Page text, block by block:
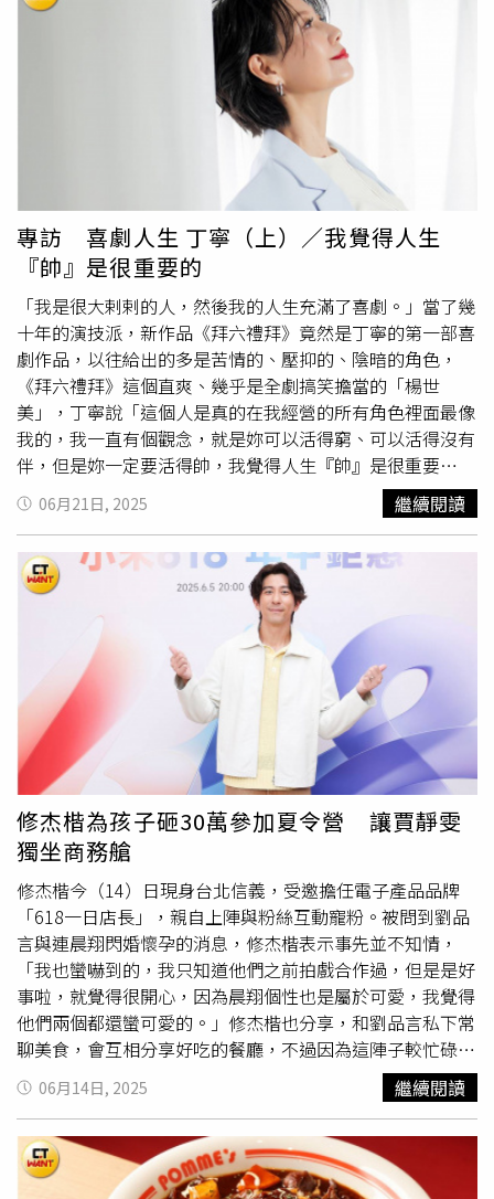
事情好像要來打壓妳，沒有跟著妳一起長大，例如為什麼不
講我拿到了金馬獎、拍過這麼多的好戲，只說我拍過寫真
集。我會去反省自己有沒有對這事情在意，如果我有在意，
表示我自己還沒有把這標籤撕掉，如果我不在意，只覺得你
只會看到人家以前發生的事情，你只停留在那裏，那是你的
人生跟我沒關係，我已經往前走很遠了，所以我開始會分辨
說，有些聲音是我不需要聽到的，可是有些聲音我是真的可
攝）「我發現其實當妳只要是熱愛
這件事情，總有一天妳會把它做好的。」36歲的丁寧不但找
到了自信，也找到了認同自己是個「演員」的價值，因為真
心的愛演戲，所以有了認同，丁寧可以為了一場戲在現場等
8個小時，也可以因為覺得自己演不好，開車回家的路上就
跟神對話，把剛剛的台詞重新再來一次找到問題點，因為有
熱情，所以願意花時間學習跟等待，那個機會跟那個時間點
總有一天會來，然後慢慢走到了現在，找到實實在在的滿足
跟樂趣。「我對自己的作品都必須要看兩次，第一次我會用
丁寧演員這個角度，來看我自己在裡面有沒有出錯、有沒有
哪一場戲沒演好，然後我看第二次的時候，才能夠跟觀眾在
一起，用觀眾的角度來看，其實說實在，我現在對自己沒有
什麼太多標準，因為我覺得每個角色都有他當下的命運，就
算別人的標準覺得我演不好，但是這就是這個角色的命運，
我很相信每一件事情都有他的命運，以前當然我們會用一些
獎項來界定自己，但是我覺得越來越長大，突然發現其實我
那麼需要獎項，只是因為我需要得到別人的認同，所以當我
不需要得到別人的認同的時候，我當然對獎項的看法就會不
一樣，我覺得我現在看我自己，好像沒有什麼特別的標準，
然後因為這樣子，我好像就是更能夠享受我這個工作。」
（圖／
林士傑
攝）「在這幾年對我自己最舒服的感覺是，我
好像又回到以前剛開始拍戲的時候那種興奮。」把一切交給
當下、把角色交給命運，丁寧找到了以前拍戲時的感覺，進
入劇組時開開心心的、期待跟對手有什麼新的火花、有沒有
學到新的東西，還有一點是可以暫時脫離現實。「我有三個
小孩，只要有能夠離開他們我都很開心，我就跟導演講隨便
角色都來找我來演，我只要有一個藉口離開家，我都很開
心，我覺得離他們越遠，我會越愛他們。我真的覺得當媽媽
是史上全世界最困難的工作，太困難了，所以我非常佩服全
職母親怎麼撐下來的，我覺得太困難。」（圖／ 林士傑攝）
人生以帥氣為目標的丁寧，在新作品《拜六禮拜》扮演的就
是個帥氣的角色，專訪中除了分享身為演員、一路走過來的
心路歷程，剖析自己對於身為演員的認真與自信，也透露許
多《拜六禮拜》的有趣回憶，以及與另外兩位女主角鍾欣
凌、孫淑媚火花四濺的演技派高手過招，請打開時周大紅人
YouTube頻道(https://reurl.cc/4QmVGX)以及PODCAST頻
道(https://reurl.cc/RjM7An) ，一起來聽聽丁寧的喜劇人
生。
專訪 喜劇人生 丁寧（上）／我覺得人生
『帥』是很重要的
「我是很大剌剌的人，然後我的人生充滿了喜劇。」當了幾
十年的演技派，新作品《拜六禮拜》竟然是丁寧的第一部喜
劇作品，以往給出的多是苦情的、壓抑的、陰暗的角色，
《拜六禮拜》這個直爽、幾乎是全劇搞笑擔當的「楊世
美」，丁寧說「這個人是真的在我經營的所有角色裡面最像
我的，我一直有個觀念，就是妳可以活得窮、可以活得沒有
伴，但是妳一定要活得帥，我覺得人生『帥』是很重要
的。」，原本導演杜政哲還為找不到這個角色的演員所苦，
丁寧經紀人沒多說什麼，只對導演講：「你就跟丁寧見個面
適合的演員出現了。「我真心覺得，這個角色這是跟宇宙許
願來的，我在拍《拜六禮拜》的前一年，因為經手太多太沉
重的角色了，但是我的人生是充滿了喜劇，例如說我懷孕的
時候，我不知道我自己懷孕……前年我跟宇宙許願，我說我
希望我能夠演喜劇，我真的覺得我太適合演喜劇了，然後我
要跟鍾欣凌合作，所以當這個劇本找上我，我就先問『你們
確定的演員是誰？』然後聽到是鍾欣凌，我就覺得太瘋狂
了，我真的要跟大家講，就是妳要非常認真的跟妳的內在、
或是跟宇宙許願『我希望過什麼樣子的日子』，真的不要客
氣，就好好許願。」（圖／ 林士傑攝）「我現在站在這個位
置是很重要的位置，我必須要決定我的人生該怎麼過。」丁
寧套一句杜政哲導演的話，「台灣對女明星的概念都太扁平
了」，演紅了一個角色，彷彿就只能活在那個角色裡，不太
會去看還能有什麼可能性，加上劇本的重點多是放在40歲以
前的年紀，彷彿那個年齡層的人才在談戀愛，《拜六禮拜》
放入了更多女性的可能性，或是很多女性都有可能遇到的困
境，不是上了年紀就可以每天光鮮亮麗喝下午茶，還是有人
受困於柴米油鹽醬醋茶。「中年女性是一個非常有趣的年
紀，因為第一點，我們也不能夠再裝可愛了，對，然後第二
點，妳要怎麼過妳剩下的人生？不該再像年輕一樣青春無
敵，我什麼都不怕，但是也不能像老年一樣就是擺爛算了，
我們想的東西開始比較靠近真的真實人生了，那我們這三個
中年女人丁寧、鍾欣凌、孫淑媚在生命都有很多缺失、我們
都有經濟的壓力，那我們該怎麼樣選擇我們的人生，還是要
06月21日, 2025 繼續閱讀
修杰楷為孩子砸30萬參加夏令營 讓賈靜雯
獨坐商務艙
修杰楷今（14）日現身台北信義，受邀擔任電子產品品牌
「618一日店長」，親自上陣與粉絲互動寵粉。被問到劉品
言與連晨翔閃婚懷孕的消息，修杰楷表示事先並不知情，
「我也蠻嚇到的，我只知道他們之前拍戲合作過，但是是好
事啦，就覺得很開心，因為晨翔個性也是屬於可愛，我覺得
他們兩個都還蠻可愛的。」修杰楷也分享，和劉品言私下常
聊美食，會互相分享好吃的餐廳，不過因為這陣子較忙碌，
上禮拜幾乎都不在台北，因此還未傳訊息恭喜對方，「等一
下立刻傳！」而被問到私下和連晨翔熟嗎？修杰楷笑說：
「常常在尾牙的場合會遇到，去探班的時候有遇到，但是私
底下不會特別見面，因為畢竟年齡還是有一些差距，他可能
不想跟一個大叔分享太多。」而對於將到來的暑假修杰楷表
06月14日, 2025 繼續閱讀